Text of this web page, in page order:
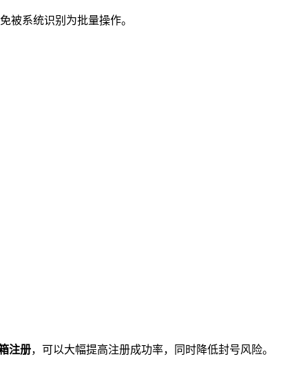
被系统识别为批量操作。
注册，可以大幅提高注册成功率，同时降低封号风险。